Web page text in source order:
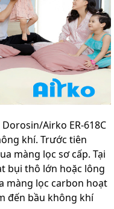
Airko ER-618C
khí. Trước tiên
màng lọc sơ cấp. Tại
bụi thô lớn hoặc lông
màng lọc carbon hoạt
đến bầu không khí